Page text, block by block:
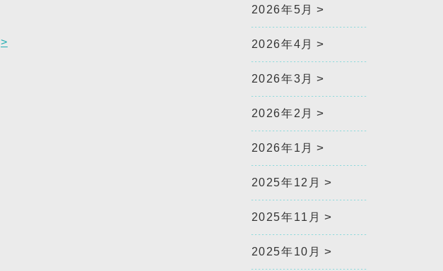
>
2026年5月
2026年4月
2026年3月
2026年2月
2026年1月
2025年12月
2025年11月
2025年10月